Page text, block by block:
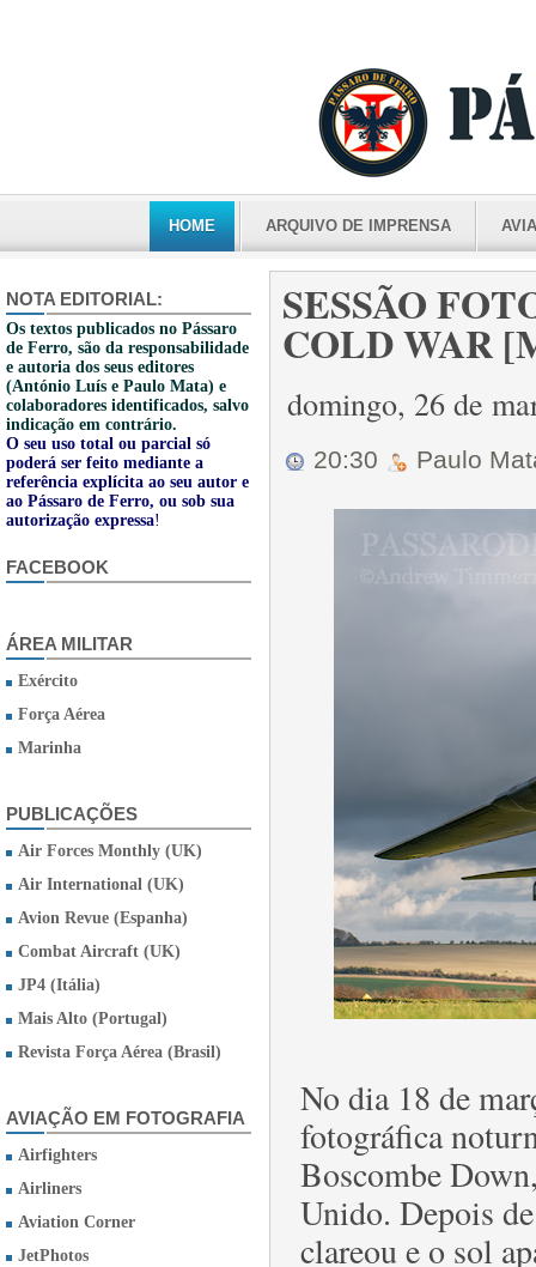
HOME ARQUIVO DE IMPRENSA
NOTA EDITORIAL:
Os textos publicados no Pássaro
de Ferro, são da responsabilidade
e autoria dos seus editores
(António Luís e Paulo Mata) e
colaboradores identificados, salvo
indicação em contrário.
O seu uso total ou parcial só
poderá ser feito mediante a
referência explícita ao seu autor e
ao Pássaro de Ferro, ou sob sua
autorização expressa!
FACEBOOK
ÁREA MILITAR
Exército
Força Aérea
Marinha
PUBLICAÇÕES
Air Forces Monthly (UK)
Air International (UK)
Avion Revue (Espanha)
Combat Aircraft (UK)
JP4 (Itália)
Mais Alto (Portugal)
Revista Força Aérea (Brasil)
AVIAÇÃO EM FOTOGRAFIA
Airfighters
Airliners
Aviation Corner
JetPhotos
SESSÃO
COLD WAR
domingo, 26 de
20:30 Paulo
No dia 18 de
fotográfica
Boscombe
Unido. Depois
clareou e o sol